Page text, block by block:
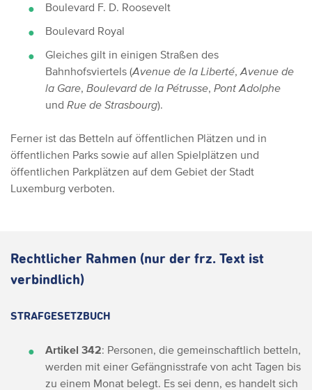
Boulevard F. D. Roosevelt
Boulevard Royal
Gleiches gilt in einigen Straßen des
Bahnhofsviertels (Avenue de la Liberté, Avenue de
la Gare, Boulevard de la Pétrusse, Pont Adolphe
und Rue de Strasbourg).
Ferner ist das Betteln auf öffentlichen Plätzen und in
öffentlichen Parks sowie auf allen Spielplätzen und
öffentlichen Parkplätzen auf dem Gebiet der Stadt
Luxemburg verboten.
Rechtlicher Rahmen (nur der frz. Text ist
verbindlich)
STRAFGESETZBUCH
Artikel 342: Personen, die gemeinschaftlich betteln,
werden mit einer Gefängnisstrafe von acht Tagen bis
zu einem Monat belegt. Es sei denn, es handelt sich